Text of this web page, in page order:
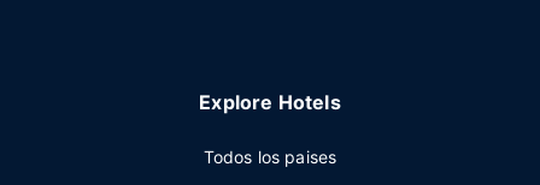
Explore Hotels
Todos los paises